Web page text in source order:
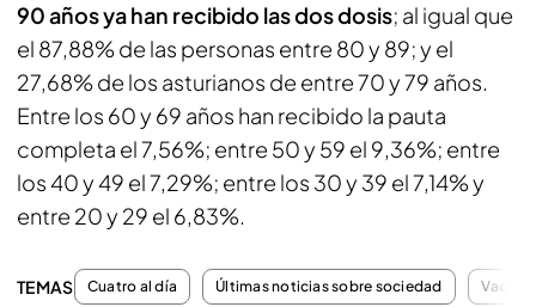
90 años ya han recibido las dos dosis; al igual que
el 87,88% de las personas entre 80 y 89; y el
27,68% de los asturianos de entre 70 y 79 años.
Entre los 60 y 69 años han recibido la pauta
completa el 7,56%; entre 50 y 59 el 9,36%; entre
los 40 y 49 el 7,29%; entre los 30 y 39 el 7,14% y
entre 20 y 29 el 6,83%.
TEMAS Cuatro al día Últimas noticias sobre sociedad